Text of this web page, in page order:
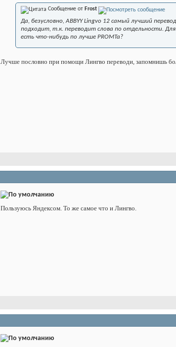
Сообщение от Frost
Да, безусловно, ABBYY Lingvo 12 самый лучший
подходит, т.к. переводит слова по отдельности.
есть что-нибудь по лучше PROMTa?
Лучше пословно при помощи Лингво переводи, запомнишь
Пользуюсь Яндексом. То же самое что и Лингво.